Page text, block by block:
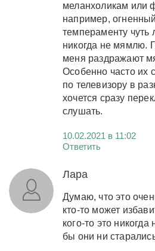
меланхоликам или
например,
темпераменту чуть
никогда не мямлю.
меня раздражают
Особенно часто их
по телевизору в
хочется сразу
слушать.
10.02.2021 в 11:02
Ответить
Лара
Думаю, что это
кто-то может
кого-то это никогда
бы они ни